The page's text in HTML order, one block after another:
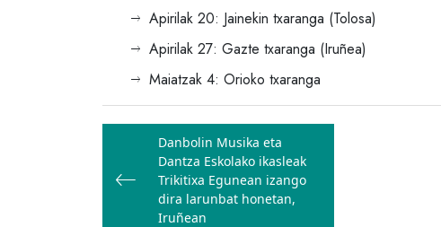
Apirilak 20: Jainekin txaranga (Tolosa)
Apirilak 27: Gazte txaranga (Iruñea)
Maiatzak 4: Orioko txaranga
Bidalketetan
zehar
nabigatu
Danbolin Musika eta
Dantza Eskolako ikasleak
Trikitixa Egunean izango
dira larunbat honetan,
Iruñean